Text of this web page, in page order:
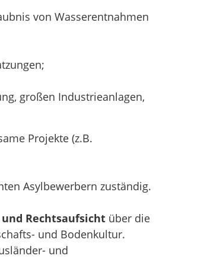
von Wasserentnahmen
großen Industrieanlagen,
Projekte (z.B.
Asylbewerbern zuständig.
und Rechtsaufsicht über die
und Bodenkultur.
und